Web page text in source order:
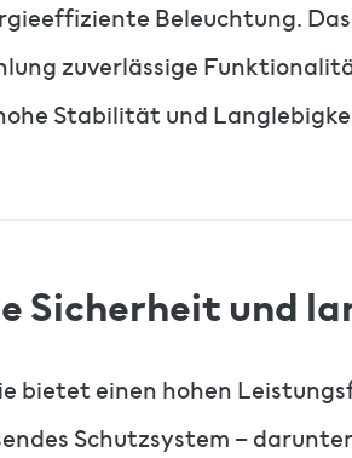
Beleuchtung.
zuverlässige
Stabilität und
Sicherheit und
bietet einen hohen
Schutzsystem –